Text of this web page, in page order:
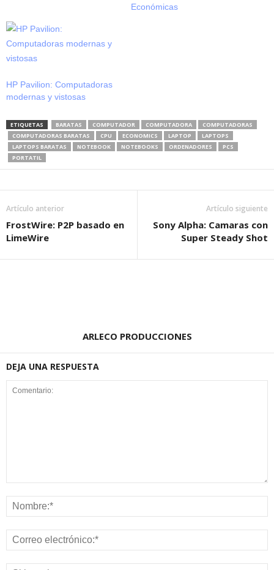
Económicas
HP Pavilion: Computadoras
modernas y vistosas
ETIQUETAS BARATAS COMPUTADOR COMPUTADORA
COMPUTADORAS
COMPUTADORAS BARATAS
CPU ECONOMICS LAPTOP
LAPTOPS
LAPTOPS BARATAS
NOTEBOOK NOTEBOOKS ORDENADORES
PCS
PORTATIL
Artículo anterior
FrostWire: P2P basado en
LimeWire
Artículo siguiente
Sony Alpha: Camaras con
Super Steady Shot
ARLECO PRODUCCIONES
DEJA UNA RESPUESTA